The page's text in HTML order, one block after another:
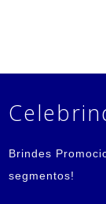
Brindes
segmentos!